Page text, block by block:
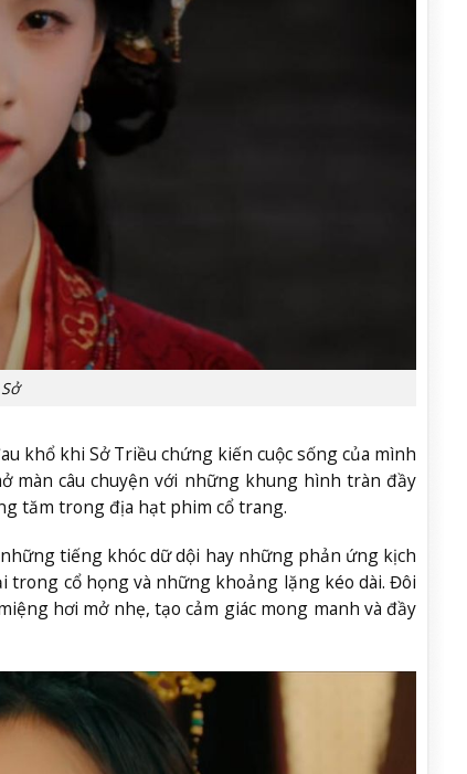
khổ khi Sở Triều chứng kiến cuộc sống của mình
màn câu chuyện với những khung hình tràn đầy
tăm trong địa hạt phim cổ trang.
tiếng khóc dữ dội hay những phản ứng kịch
trong cổ họng và những khoảng lặng kéo dài. Đôi
hơi mở nhẹ, tạo cảm giác mong manh và đầy